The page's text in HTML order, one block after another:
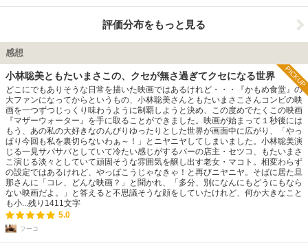
評価分布をもっと見る
感想
小林聡美ともたいまさこの、クセが無さ過ぎてクセになる世界
どこにでもありそうな日常を描いた映画ではあるけれど・・・『かもめ食堂』の
大ファンになってからというもの、小林聡美さんともたいまさこさんコンビの映
画を一つずつじっくり味わうように制覇しようと決め、この度めでたくこの映画
『マザーウォーター』を手に取ることができました。映画が始まって１秒後には
もう、あの私の大好きなのんびりゆったりとした世界が画面中に広がり、「やっ
ぱり今回も私を裏切らないわぁ～！」とニヤニヤしてしまいました。小林聡美演
じる一見サバサバとしていて冷たい感じがするバーの店主・セツコ、もたいまさ
こ演じる淡々としていて頑固そうな雰囲気を醸し出す老女・マコト。相変わらず
の設定ではあるけれど、やっぱこうじゃなきゃ！と再びニヤニヤ。そばに居た旦
那さんに「コレ、どんな映画？」と聞かれ、「多分、別になんにもどうにもなら
ない映画だよ。」と答えると不思議そうな顔をしていたけれど、何か大きなこと
も小...残り 1411文字
5.0
フーコ
PICKUP